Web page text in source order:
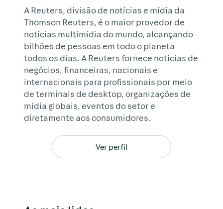
A Reuters, divisão de notícias e mídia da
Thomson Reuters, é o maior provedor de
notícias multimídia do mundo, alcançando
bilhões de pessoas em todo o planeta
todos os dias. A Reuters fornece notícias de
negócios, financeiras, nacionais e
internacionais para profissionais por meio
de terminais de desktop, organizações de
mídia globais, eventos do setor e
diretamente aos consumidores.
Ver perfil